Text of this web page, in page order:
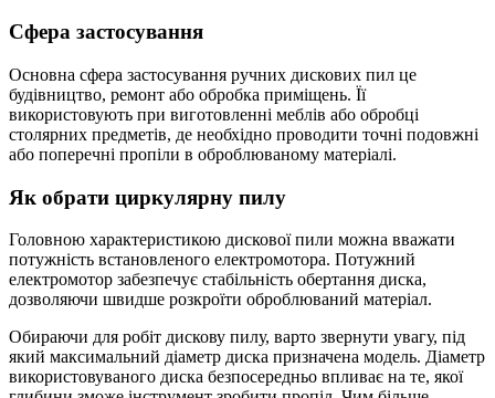
Сфера застосування
Основна сфера застосування ручних дискових пил це
будівництво, ремонт або обробка приміщень. Її
використовують при виготовленні меблів або обробці
столярних предметів, де необхідно проводити точні подовжні
або поперечні пропіли в оброблюваному матеріалі.
Як обрати циркулярну пилу
Головною характеристикою дискової пили можна вважати
потужність встановленого електромотора. Потужний
електромотор забезпечує стабільність обертання диска,
дозволяючи швидше розкроїти оброблюваний матеріал.
Обираючи для робіт дискову пилу, варто звернути увагу, під
який максимальний діаметр диска призначена модель. Діаметр
використовуваного диска безпосередньо впливає на те, якої